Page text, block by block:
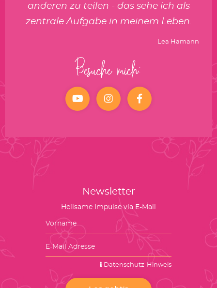
anderen zu teilen - das sehe ich als
zentrale Aufgabe in meinem Leben.
Lea Hamann
Besuche mich:
YouTube Instagramfacebook
Newsletter
Heilsame Impulse via E-Mail
Datenschutz-Hinweis